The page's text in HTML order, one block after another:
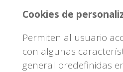
Cookies de
Permiten al usuario
con algunas
general predefinidas